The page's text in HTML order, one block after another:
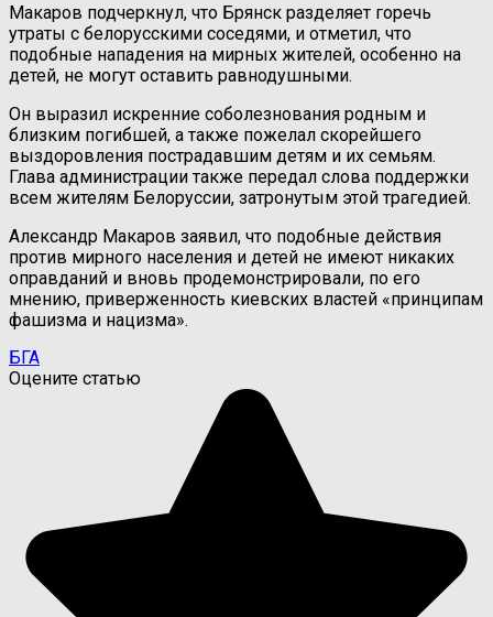
Макаров подчеркнул, что Брянск разделяет горечь
утраты с белорусскими соседями, и отметил, что
подобные нападения на мирных жителей, особенно на
детей, не могут оставить равнодушными.
Он выразил искренние соболезнования родным и
близким погибшей, а также пожелал скорейшего
выздоровления пострадавшим детям и их семьям.
Глава администрации также передал слова поддержки
всем жителям Белоруссии, затронутым этой трагедией.
Александр Макаров заявил, что подобные действия
против мирного населения и детей не имеют никаких
оправданий и вновь продемонстрировали, по его
мнению, приверженность киевских властей «принципам
фашизма и нацизма».
БГА
Оцените статью